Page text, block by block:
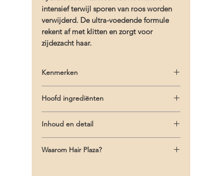
intensief terwijl sporen van roos worden
verwijderd. De ultra-voedende formule
rekent af met klitten en zorgt voor
zijdezacht haar.
Kenmerken
- Zorgt voor een gezonde vochtbalans
- Ontklit het haar terwijl de elasticiteit wordt
versterkt en hersteld
- Veilig voor gekleurd haar, natuurlijke UV-
Hoofd ingrediënten
lychee en Edelwess bloem extracten)
beschermen het haar tegen oxidatieve
stress, veroudering en de afbraak van
Inhoud en detail
Aqua/Water/Eau, Behentrimonium Chloride,
Waarom Hair Plaza?